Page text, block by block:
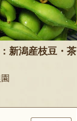
新潟産枝豆・茶